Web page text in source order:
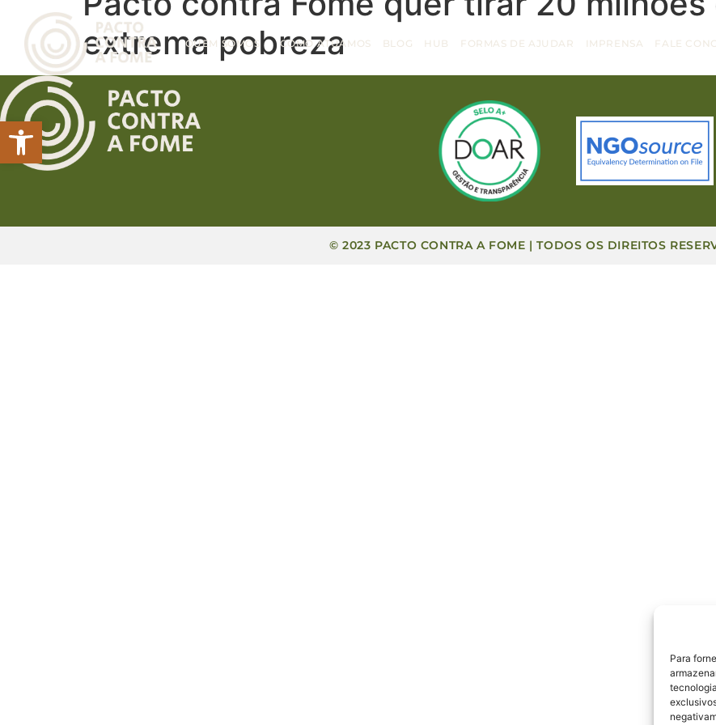
Abrir a barra de ferramentas
Para
QUEM SOMOS COMO ATUAMOS BLOG HUB FORMAS DE AJUDAR IMPRENSA FALE
extrema pobreza
© 2023 PACTO CONTRA A FOME | TODOS OS DIREITOS